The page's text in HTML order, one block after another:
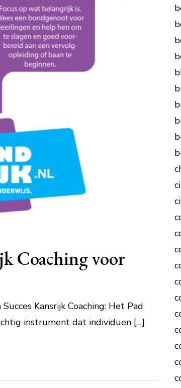
Coaching voor
Kansrijk Coaching: Het Pad
instrument dat individuen […]